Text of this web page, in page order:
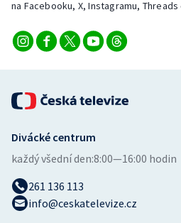
Volejbal
Ostatní
na Facebooku, X, Instagramu,
Divácké centrum
každý všední den:8:00—16:00 hodin
261 136 113
info@ceskatelevize.cz